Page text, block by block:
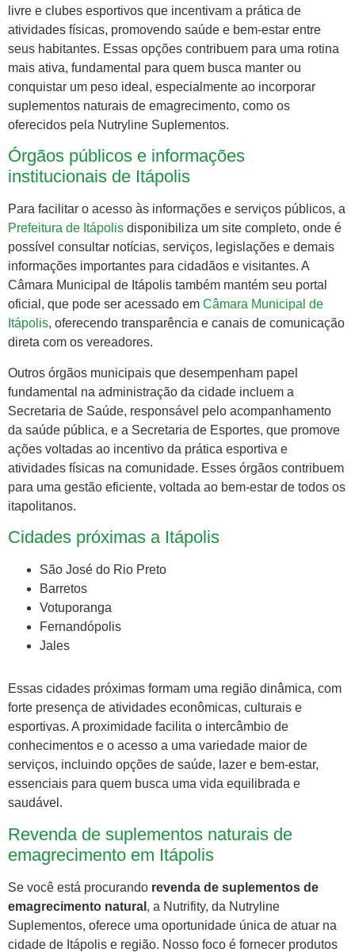
livre e clubes esportivos que incentivam a prática de
atividades físicas, promovendo saúde e bem-estar entre
seus habitantes. Essas opções contribuem para uma rotina
mais ativa, fundamental para quem busca manter ou
conquistar um peso ideal, especialmente ao incorporar
suplementos naturais de emagrecimento, como os
oferecidos pela Nutryline Suplementos.
Órgãos públicos e informações
institucionais de Itápolis
Para facilitar o acesso às informações e serviços públicos, a
Prefeitura de Itápolis disponibiliza um site completo, onde é
possível consultar notícias, serviços, legislações e demais
informações importantes para cidadãos e visitantes. A
Câmara Municipal de Itápolis também mantém seu portal
oficial, que pode ser acessado em Câmara Municipal de
Itápolis, oferecendo transparência e canais de comunicação
direta com os vereadores.
Outros órgãos municipais que desempenham papel
fundamental na administração da cidade incluem a
Secretaria de Saúde, responsável pelo acompanhamento
da saúde pública, e a Secretaria de Esportes, que promove
ações voltadas ao incentivo da prática esportiva e
atividades físicas na comunidade. Esses órgãos contribuem
para uma gestão eficiente, voltada ao bem-estar de todos os
itapolitanos.
Cidades próximas a Itápolis
São José do Rio Preto
Barretos
Votuporanga
Fernandópolis
Jales
Essas cidades próximas formam uma região dinâmica, com
forte presença de atividades econômicas, culturais e
esportivas. A proximidade facilita o intercâmbio de
conhecimentos e o acesso a uma variedade maior de
serviços, incluindo opções de saúde, lazer e bem-estar,
essenciais para quem busca uma vida equilibrada e
saudável.
Revenda de suplementos naturais de
emagrecimento em Itápolis
Se você está procurando revenda de suplementos de
emagrecimento natural , a Nutrifity, da Nutryline
Suplementos, oferece uma oportunidade única de atuar na
cidade de Itápolis e região. Nosso foco é fornecer produtos